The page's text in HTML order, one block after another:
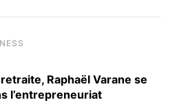
Raphaël Varane se
l’entrepreneuriat